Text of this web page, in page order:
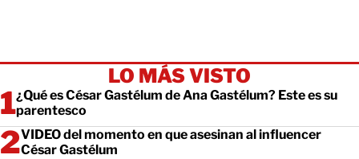
LO MÁS VISTO
¿Qué es César Gastélum de Ana Gastélum? Este es su
parentesco
VIDEO del momento en que asesinan al influencer
César Gastélum